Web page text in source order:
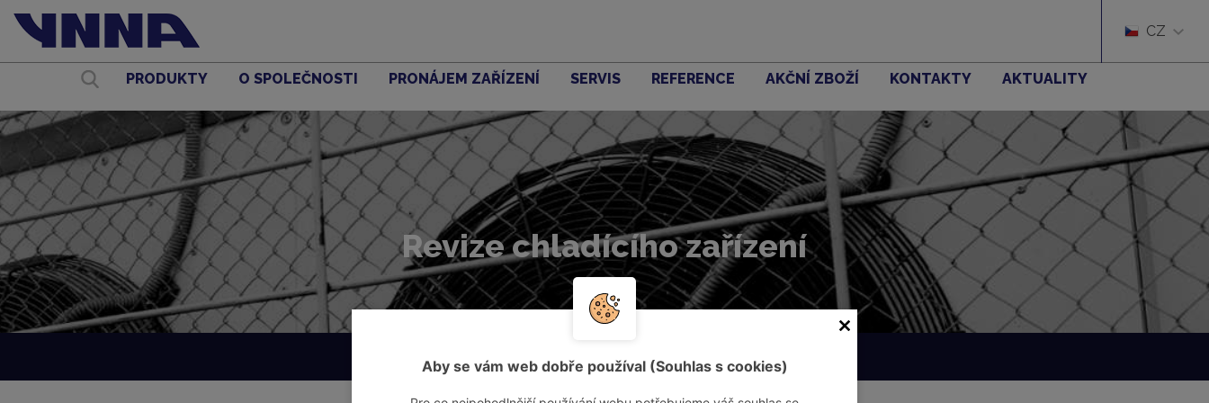
CZ
PRODUKTY O SPOLEČNOSTI PRONÁJEM ZAŘÍZENÍ SERVIS REFERENCE AKČNÍ ZBOŽÍ KONTAKTY AKTUALITY
Revize chladícího zařízení
Aby se vám web dobře používal (Souhlas s cookies)